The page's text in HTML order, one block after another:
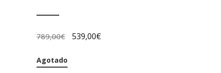
789,00€ 539,00€
Agotado